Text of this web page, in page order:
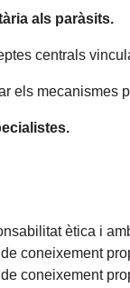
als paràsits.
centrals
els mecanismes
ètica i
coneixement
coneixement